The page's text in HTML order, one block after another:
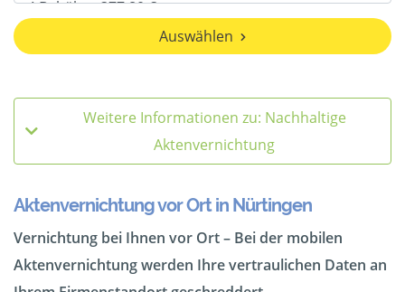
Auswählen
Weitere Informationen zu: Nachhaltige
Aktenvernichtung
Aktenvernichtung vor Ort in Nürtingen
Vernichtung bei Ihnen vor Ort – Bei der mobilen
Aktenvernichtung werden Ihre vertraulichen Daten an